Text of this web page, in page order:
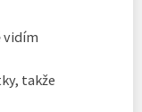
vidím
takže